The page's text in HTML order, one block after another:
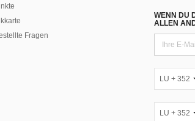
Fragen
WENN DU
ALLEN
LU + 352
LU + 352